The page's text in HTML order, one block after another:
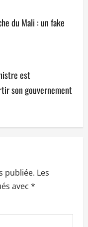
du Mali : un fake
est
son gouvernement
publiée. Les
avec *